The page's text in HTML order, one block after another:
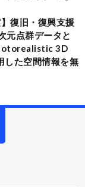
】復旧・復興支援
元点群データと
3D
した空間情報を無